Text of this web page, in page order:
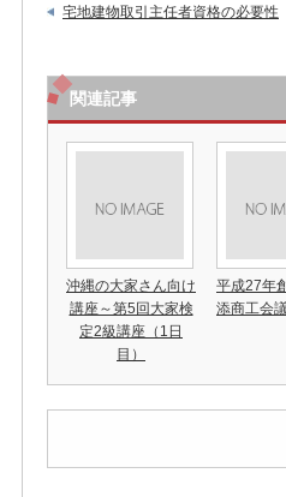
宅地建物取引主任者資格の必要性
関連記事
沖縄の大家さん向け
講座～第5回大家検
定2級講座（1日
目）
平成27年
添商工会